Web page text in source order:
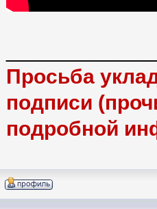
Просьба
подписи
подробной